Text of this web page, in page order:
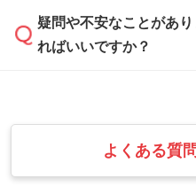
・フルカラーデータを1
・1色印刷でグラデー
い
本体色がナチュラルな
っきりと目立たせたい
らかい雰囲気にしたい
また、お選びいただい
ない場合や仕上がりに
タッフから別の色をご
速やかに対応いたしま
お手数をお掛けいたし
フまでご連絡ください
・お届け時に商品が損
・ご注文と異なる商品
・印刷不良があった場
疑問や不安なことがあ
ればいいですか？
業日以内に担当スタッ
いたします。
お急ぎの場合はお電話
よくある質